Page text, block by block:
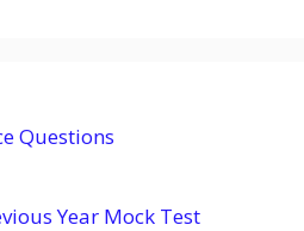
Questions
Year Mock Test